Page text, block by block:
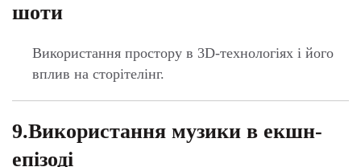
10.Підготовка сценарію для
музичного кліпу на основі пісні
Вибір стилістики, варіанти розповіді та монтажу.